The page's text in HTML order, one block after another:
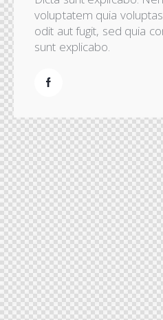
voluptatem quia
odit aut fugit, sed quia
sunt explicabo.